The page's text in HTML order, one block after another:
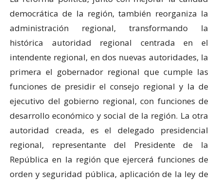
democrática de la región, también reorganiza la
administración regional, transformando la
histórica autoridad regional centrada en el
intendente regional, en dos nuevas autoridades, la
primera el gobernador regional que cumple las
funciones de presidir el consejo regional y la de
ejecutivo del gobierno regional, con funciones de
desarrollo económico y social de la región. La otra
autoridad creada, es el delegado presidencial
regional, representante del Presidente de la
República en la región que ejercerá funciones de
orden y seguridad pública, aplicación de la ley de